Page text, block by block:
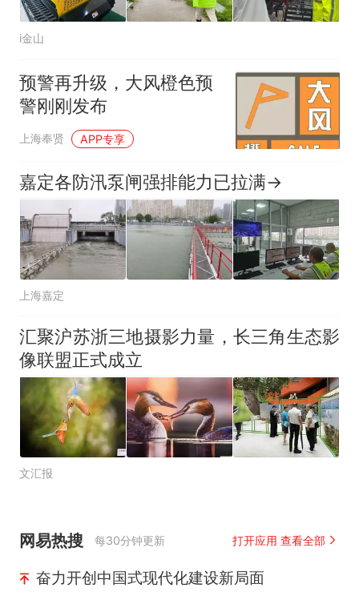
i金山
预警再升级，大风橙色预
警刚刚发布
上海奉贤 APP专享
嘉定各防汛泵闸强排能力已拉满→
上海嘉定
汇聚沪苏浙三地摄影力量，长三角生态影
像联盟正式成立
文汇报
网易热搜 每30分钟更新 打开应用 查看全部
奋力开创中国式现代化建设新局面